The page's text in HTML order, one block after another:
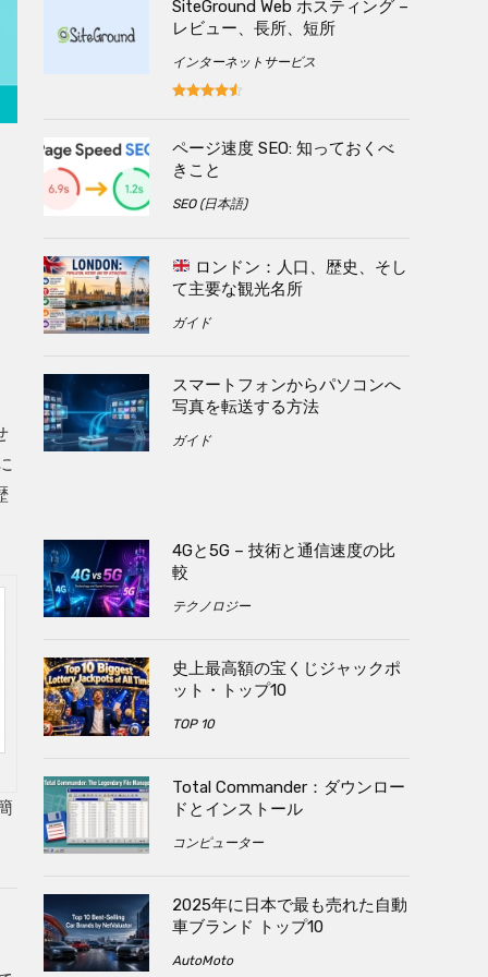
SiteGround Web ホスティング –
レビュー、長所、短所
インターネットサービス
ページ速度 SEO: 知っておくべ
きこと
SEO (日本語)
ロンドン：人口、歴史、そし
て主要な観光名所
ガイド
スマートフォンからパソコンへ
写真を転送する方法
ガイド
4Gと5G – 技術と通信速度の比
較
テクノロジー
史上最高額の宝くじジャックポ
ット・トップ10
TOP 10
Total Commander：ダウンロー
ドとインストール
コンピューター
2025年に日本で最も売れた自動
車ブランド トップ10
AutoMoto